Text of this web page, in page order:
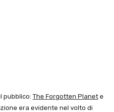
pubblico: The Forgotten Planet e
era evidente nel volto di